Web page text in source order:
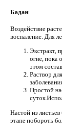
Бадан
Воздействие
воспаление. Для
Экстракт,
огне, пока
этом
Раствор
Простой
Настой из
этапе побороть